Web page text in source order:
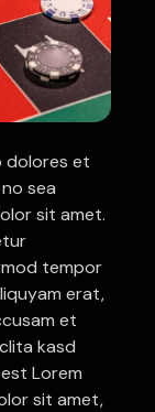
dolores et
sea
sit amet.
tempor
erat,
et
kasd
Lorem
sit amet,